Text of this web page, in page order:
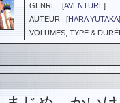
GENRE : [AVENTURE]
AUTEUR : [HARA YUTAKA]
VOLUMES, TYPE &